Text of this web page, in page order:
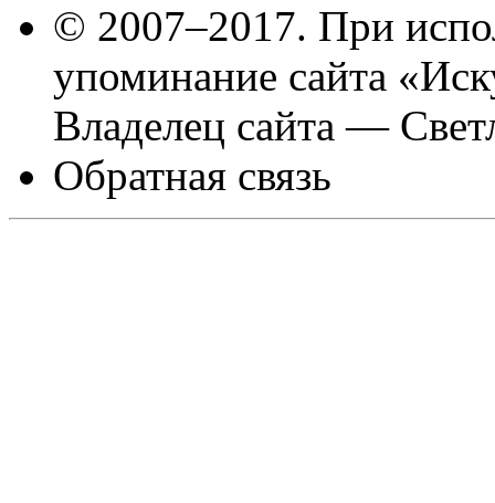
© 2007–2017. При
упоминание сайта
Владелец сайта —
Обратная связь